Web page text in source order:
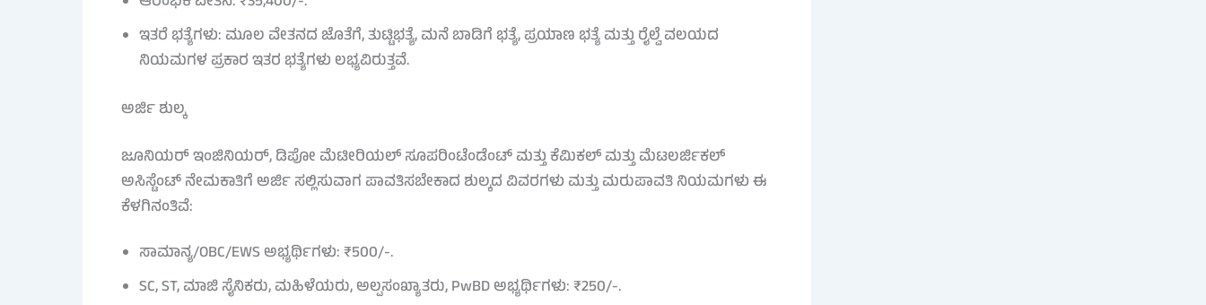
ಇತರೆ ಭತ್ಯೆಗಳು: ಮೂಲ ವೇತನದ ಜೊತೆಗೆ, ತುಟ್ಟಿಭತ್ಯೆ, ಮನೆ ಬಾಡಿಗೆ ಭತ್ಯೆ, ಪ್ರಯಾಣ ಭತ್ಯೆ ಮತ್ತು ರೈಲ್ವೆ ವಲಯದ
ನಿಯಮಗಳ ಪ್ರಕಾರ ಇತರ ಭತ್ಯೆಗಳು ಲಭ್ಯವಿರುತ್ತವೆ.
ಅರ್ಜಿ ಶುಲ್ಕ
ಜೂನಿಯರ್ ಇಂಜಿನಿಯರ್, ಡಿಪೋ ಮೆಟೀರಿಯಲ್ ಸೂಪರಿಂಟೆಂಡೆಂಟ್ ಮತ್ತು ಕೆಮಿಕಲ್ ಮತ್ತು ಮೆಟಲರ್ಜಿಕಲ್
ಅಸಿಸ್ಟೆಂಟ್ ನೇಮಕಾತಿಗೆ ಅರ್ಜಿ ಸಲ್ಲಿಸುವಾಗ ಪಾವತಿಸಬೇಕಾದ ಶುಲ್ಕದ ವಿವರಗಳು ಮತ್ತು ಮರುಪಾವತಿ ನಿಯಮಗಳು ಈ
ಕೆಳಗಿನಂತಿವೆ:
ಸಾಮಾನ್ಯ/OBC/EWS ಅಭ್ಯರ್ಥಿಗಳು: ₹500/-.
SC, ST, ಮಾಜಿ ಸೈನಿಕರು, ಮಹಿಳೆಯರು, ಅಲ್ಪಸಂಖ್ಯಾತರು, PwBD ಅಭ್ಯರ್ಥಿಗಳು: ₹250/-.